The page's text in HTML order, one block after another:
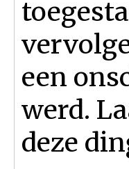
een
werd.
deze